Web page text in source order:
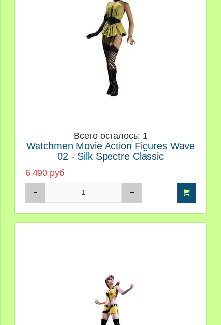
Всего осталось: 1
Watchmen Movie Action Figures Wave
02 - Silk Spectre Classic
6 490 руб